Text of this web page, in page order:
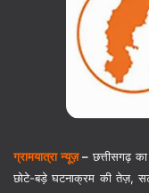
ग्रामयात्रा न्यूज़–छत्तीसगढ़ का
छोटे-बड़े घटनाक्रम की तेज़,